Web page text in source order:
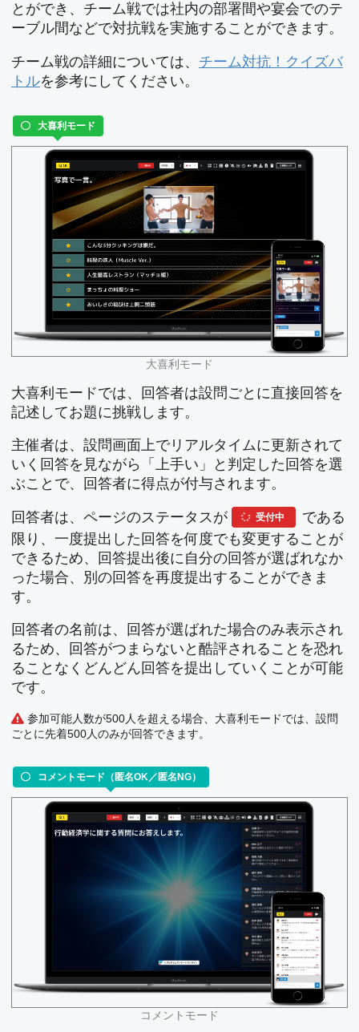
とができ、チーム戦では社内の部署間や宴会でのテ
ーブル間などで対抗戦を実施することができます。
チーム戦の詳細については、 チーム対抗！クイズバ
トルを参考にしてください。
大喜利モード
大喜利モード
大喜利モードでは、回答者は設問ごとに直接回答を
記述してお題に挑戦します。
主催者は、設問画面上でリアルタイムに更新されて
いく回答を見ながら「上手い」と判定した回答を選
ぶことで、回答者に得点が付与されます。
回答者は、ページのステータスが 受付中
である
限り、一度提出した回答を何度でも変更することが
できるため、回答提出後に自分の回答が選ばれなか
った場合、別の回答を再度提出することができま
す。
回答者の名前は、回答が選ばれた場合のみ表示され
るため、回答がつまらないと酷評されることを恐れ
ることなくどんどん回答を提出していくことが可能
です。
参加可能人数が500人を超える場合、大喜利モードでは、設問
ごとに先着500人のみが回答できます。
コメントモード（匿名OK／匿名NG）
コメントモード